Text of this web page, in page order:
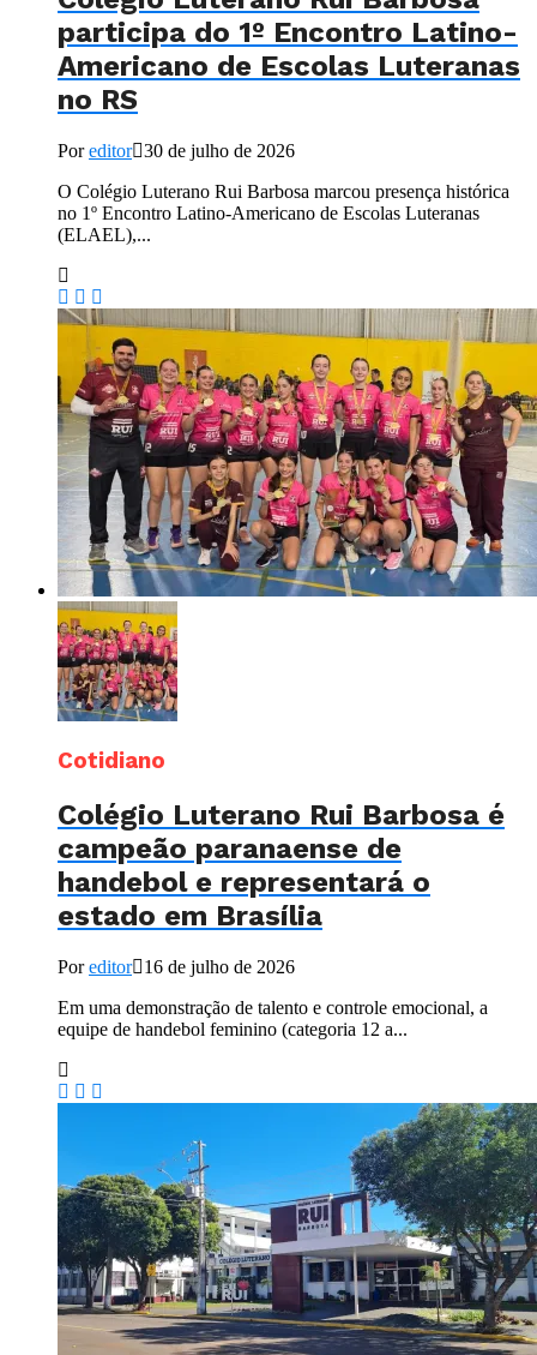
participa do 1º Encontro Latino-
Americano de Escolas Luteranas
no RS
Poreditor 30 de julho de 2026
O Colégio Luterano Rui Barbosa marcou presença histórica
no 1º Encontro Latino-Americano de Escolas Luteranas
(ELAEL),...
Cotidiano
Colégio Luterano Rui Barbosa é
campeão paranaense de
handebol e representará o
estado em Brasília
Poreditor
16 de julho de 2026
Em uma demonstração de talento e controle emocional, a
equipe de handebol feminino (categoria 12 a...